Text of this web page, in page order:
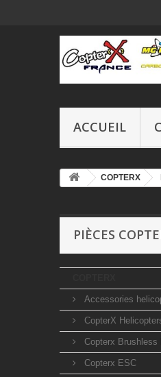
ACCUEIL
COPTERX
PIÈCES
Accessories
CopterX
Copterx Brushless
Copterx ESC